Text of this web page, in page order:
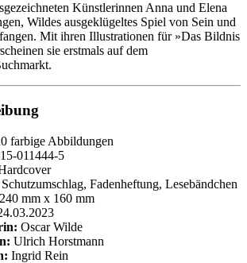
Künstlerinnen Anna und Elena
Wildes ausgeklügeltes Spiel von Sein und
Mit ihren Illustrationen für »Das Bildnis
sie erstmals auf dem
farbige Abbildungen
011444-5
Schutzumschlag, Fadenheftung, Lesebändchen
240 mm x 160 mm
Oscar Wilde
Ulrich Horstmann
Ingrid Rein